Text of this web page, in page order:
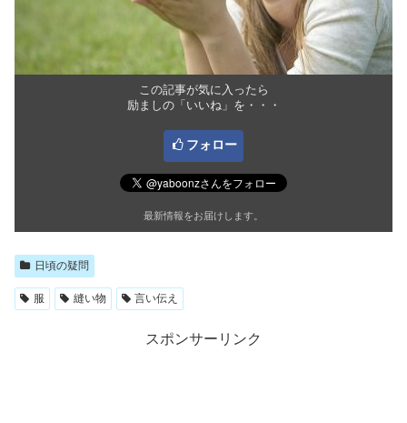
この記事が気に入ったら
励ましの「いいね」を・・・
フォロー
最新情報をお届けします。
日頃の疑問
服 縫い物 言い伝え
スポンサーリンク